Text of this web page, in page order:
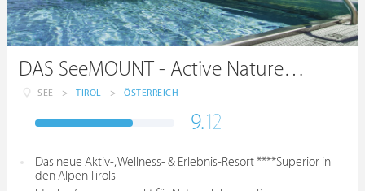
DAS SeeMOUNT - Active Nature Resort
SEE > TIROL > ÖSTERREICH
9.12
Das neue Aktiv-, Wellness- & Erlebnis-Resort ****Superior in
den Alpen Tirols